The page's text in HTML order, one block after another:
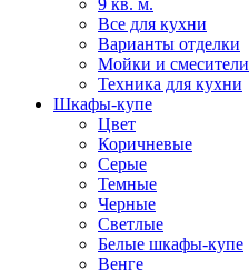
9 кв. м.
Все для кухни
Варианты отделки
Мойки и смесители
Техника для кухни
Шкафы-купе
Цвет
Коричневые
Серые
Темные
Черные
Светлые
Белые шкафы-купе
Венге